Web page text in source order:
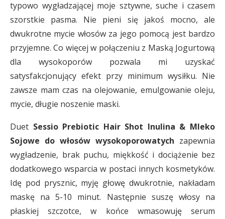
typowo wygładzającej moje sztywne, suche i czasem
szorstkie pasma. Nie pieni się jakoś mocno, ale
dwukrotne mycie włosów za jego pomocą jest bardzo
przyjemne. Co więcej w połączeniu z Maską Jogurtową
dla wysokoporów pozwala mi uzyskać
satysfakcjonujący efekt przy minimum wysiłku. Nie
zawsze mam czas na olejowanie, emulgowanie oleju,
mycie, długie noszenie maski.
Duet Sessio Prebiotic Hair Shot Inulina & Mleko
Sojowe do włosów wysokoporowatych zapewnia
wygładzenie, brak puchu, miękkość i dociążenie bez
dodatkowego wsparcia w postaci innych kosmetyków.
Idę pod prysznic, myję głowę dwukrotnie, nakładam
maskę na 5-10 minut. Następnie suszę włosy na
płaskiej szczotce, w końce wmasowuję serum